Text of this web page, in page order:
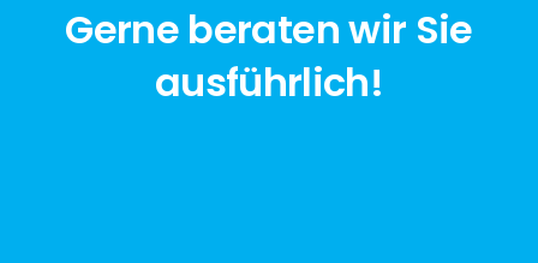
Gerne beraten wir Sie
ausführlich!